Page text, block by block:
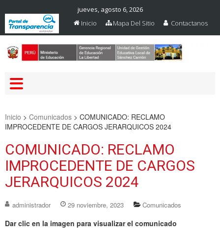
jueves, agosto 6, 2026
Inicio
Mapa Del Sitio Contactanos
Inicio > Comunicados > COMUNICADO: RECLAMO
IMPROCEDENTE DE CARGOS JERARQUICOS 2024
COMUNICADO: RECLAMO
IMPROCEDENTE DE CARGOS
JERARQUICOS 2024
administrador 29 noviembre, 2023 Comunicados
Dar clic en la imagen para visualizar el comunicado